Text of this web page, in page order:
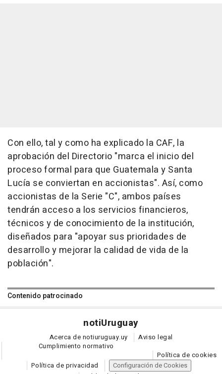
Con ello, tal y como ha explicado la CAF, la
aprobación del Directorio "marca el inicio del
proceso formal para que Guatemala y Santa
Lucía se conviertan en accionistas". Así, como
accionistas de la Serie "C", ambos países
tendrán acceso a los servicios financieros,
técnicos y de conocimiento de la institución,
diseñados para "apoyar sus prioridades de
desarrollo y mejorar la calidad de vida de la
población".
Contenido patrocinado
notiUruguay
Acerca de notiuruguay.uy
Aviso legal
Cumplimiento normativo
Política de cookies
Política de privacidad
Configuración de Cookies